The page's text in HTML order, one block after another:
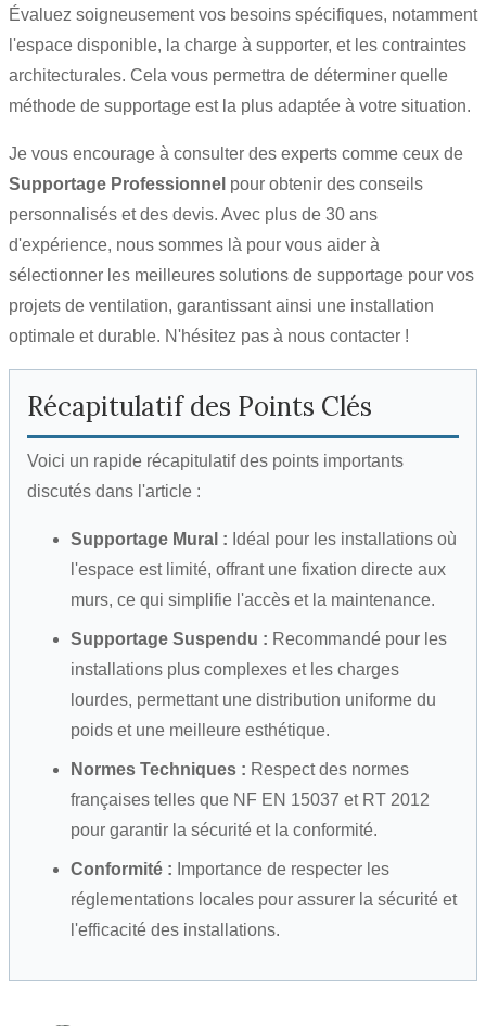
Évaluez soigneusement vos besoins spécifiques, notamment
l'espace disponible, la charge à supporter, et les contraintes
architecturales. Cela vous permettra de déterminer quelle
méthode de supportage est la plus adaptée à votre situation.
Je vous encourage à consulter des experts comme ceux de
Supportage Professionnel pour obtenir des conseils
personnalisés et des devis. Avec plus de 30 ans
d'expérience, nous sommes là pour vous aider à
sélectionner les meilleures solutions de supportage pour vos
projets de ventilation, garantissant ainsi une installation
optimale et durable. N'hésitez pas à nous contacter !
Récapitulatif des Points Clés
Voici un rapide récapitulatif des points importants
discutés dans l'article :
Supportage Mural : Idéal pour les installations où
l'espace est limité, offrant une fixation directe aux
murs, ce qui simplifie l'accès et la maintenance.
Supportage Suspendu : Recommandé pour les
installations plus complexes et les charges
lourdes, permettant une distribution uniforme du
poids et une meilleure esthétique.
Normes Techniques : Respect des normes
françaises telles que NF EN 15037 et RT 2012
pour garantir la sécurité et la conformité.
Conformité : Importance de respecter les
réglementations locales pour assurer la sécurité et
l'efficacité des installations.